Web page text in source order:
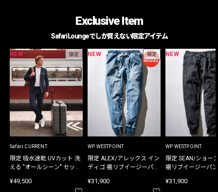
Exclusive Item
Safari Loungeでしか買えない限定アイテム
NEW 限定
Safari CURRENT
限定 吸水速乾 UVカット 洗
える "オールシーン" セット
¥49,500
NEW 限定
WP WESTPOINT
限定 ALEX/アレックス イン
ディゴ 裾リブイージーパン
¥31,900
NEW
WP WESTPOINT
限定 SEAN/ショー
裾リブイージーパ
¥31,900